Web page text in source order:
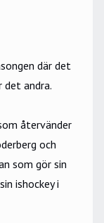
där det
andra.
återvänder
och
som gör sin
ishockey i